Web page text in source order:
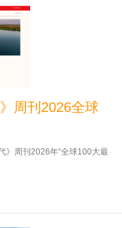
周刊2026全球
》周刊2026年“全球100大最